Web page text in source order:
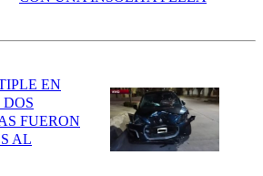
EN
FUERON
AL